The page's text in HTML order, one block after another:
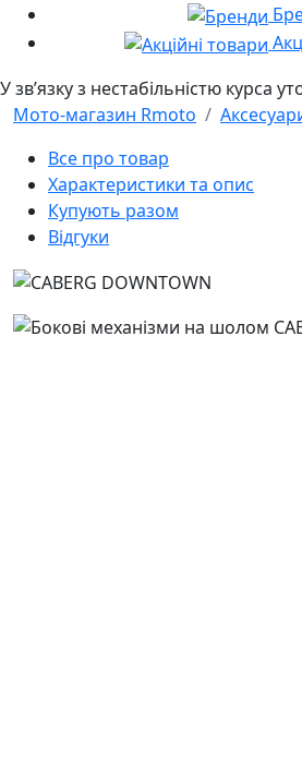
У звʼязку з нестабільністю курса
Мото-магазин Rmoto
Все про товар
Характеристики та опис
Купують разом
Відгуки